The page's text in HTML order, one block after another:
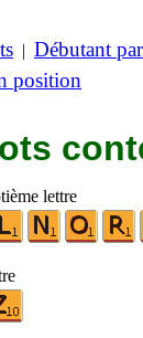
| Débutant par
position
lettre